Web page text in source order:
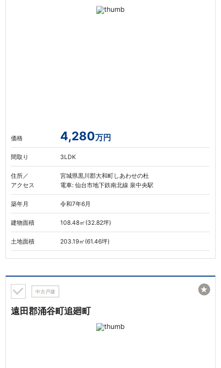
価格 4,280万円
間取り 3LDK
住所／
アクセス
宮城県黒川郡大和町しあわせの杜
電車: 仙台市地下鉄南北線 泉中央駅
築年月 令和7年6月
建物面積 108.48㎡(32.82坪)
土地面積 203.19㎡(61.46坪)
中古戸建
遠田郡涌谷町追廻町
★